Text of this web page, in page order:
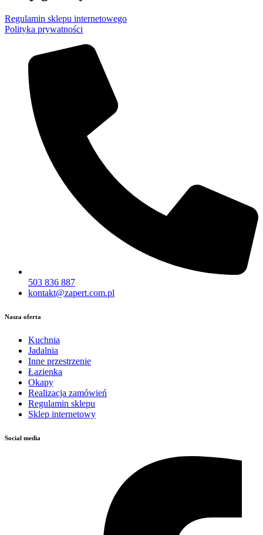
Regulamin sklepu internetowego
Polityka prywatności
503 836 887
kontakt@zapert.com.pl
Nasza oferta
Kuchnia
Jadalnia
Inne przestrzenie
Łazienka
Okapy
Realizacja zamówień
Regulamin sklepu
Sklep internetowy
Social media